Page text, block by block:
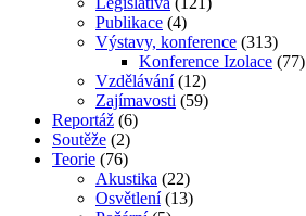
Publikace (4)
Výstavy, konference (313)
Konference Izolace (77)
Vzdělávání (12)
Zajímavosti (59)
Reportáž (6)
Soutěže (2)
Teorie (76)
Akustika (22)
Osvětlení (13)